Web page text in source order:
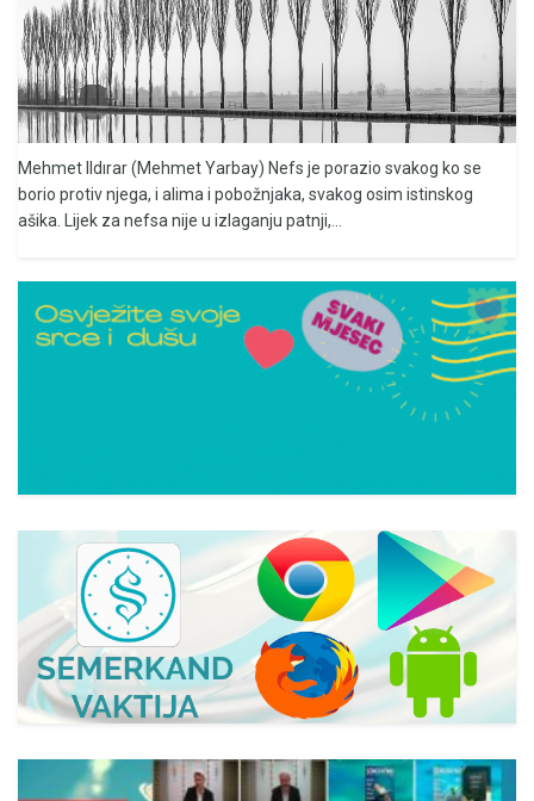
Mehmet Ildırar (Mehmet Yarbay) Nefs je porazio svakog ko se
borio protiv njega, i alima i pobožnjaka, svakog osim istinskog
ašika. Lijek za nefsa nije u izlaganju patnji,...